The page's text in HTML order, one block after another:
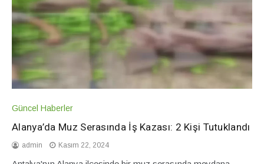
Güncel Haberler
Alanya’da Muz Serasında İş Kazası: 2 Kişi Tutuklandı
admin Kasım 22, 2024